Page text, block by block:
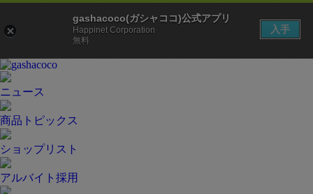
gashacoco(ガシャココ)公式アプリ
Happinet Corporation
無料
入手
ニュース
商品トピックス
ショップリスト
アルバイト採用